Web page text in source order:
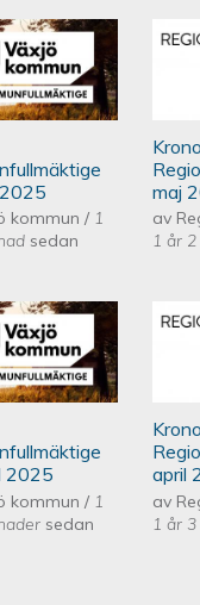
18
kommun / 1
sedan
21
maj
av
1 år
20 maj
2025
kommun / 1
sedan
24
april
av
1 år